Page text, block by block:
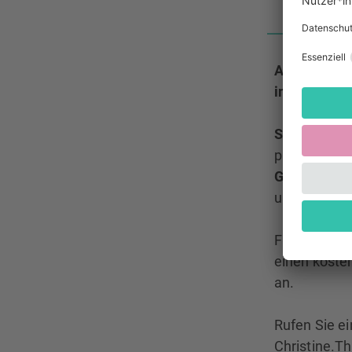
Am 5.
in das
Sie wollen
Gesungen
und ohne
Für
einen
an.
Rufen Sie